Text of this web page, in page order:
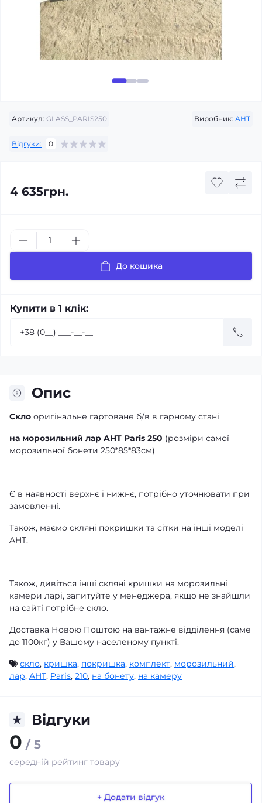
Артикул: GLASS_PARIS250 Виробник: AHT
Відгуки: 0
4 635грн.
До кошика
Купити в 1 клік:
Опис
Скло оригінальне гартоване б/в в гарному стані
на морозильний лар AHT Paris 250 (розміри самої
морозильної бонети 250*85*83см)
Є в наявності верхнє і нижнє, потрібно уточнювати при
замовленні.
Також, маємо скляні покришки та сітки на інші моделі
AHT.
Також, дивіться інші скляні кришки на морозильні
камери ларі, запитуйте у менеджера, якщо не знайшли
на сайті потрібне скло.
Доставка Новою Поштою на вантажне відділення (саме
до 1100кг) у Вашому населеному пункті.
скло, кришка, покришка, комплект, морозильний,
лар, AHT, Paris, 210, на бонету, на камеру
Відгуки
0 / 5
середній рейтинг товару
+ Додати відгук